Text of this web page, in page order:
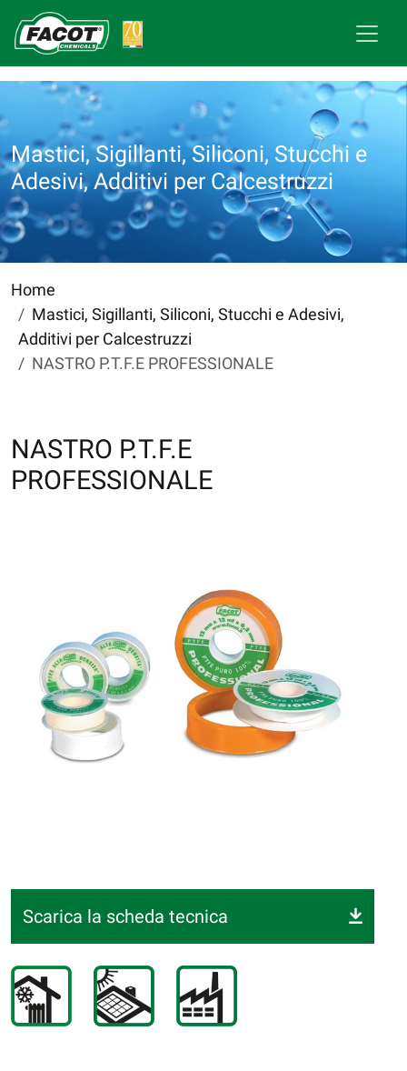
Mastici, Sigillanti, Siliconi, Stucchi e
Adesivi, Additivi per Calcestruzzi
Home
Mastici, Sigillanti, Siliconi, Stucchi e Adesivi,
Additivi per Calcestruzzi
NASTRO P.T.F.E PROFESSIONALE
NASTRO P.T.F.E
PROFESSIONALE
Scarica la scheda tecnica